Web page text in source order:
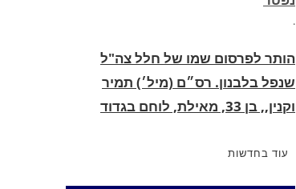
.
הותר לפרסום שמו של חלל צה"ל
שנפל בלבנון. רס״ם (מיל׳) תמיר
וקנין,, בן 33, מאילת, לוחם בגדוד
בקרב בדרום לבנון.
עוד בחדשות